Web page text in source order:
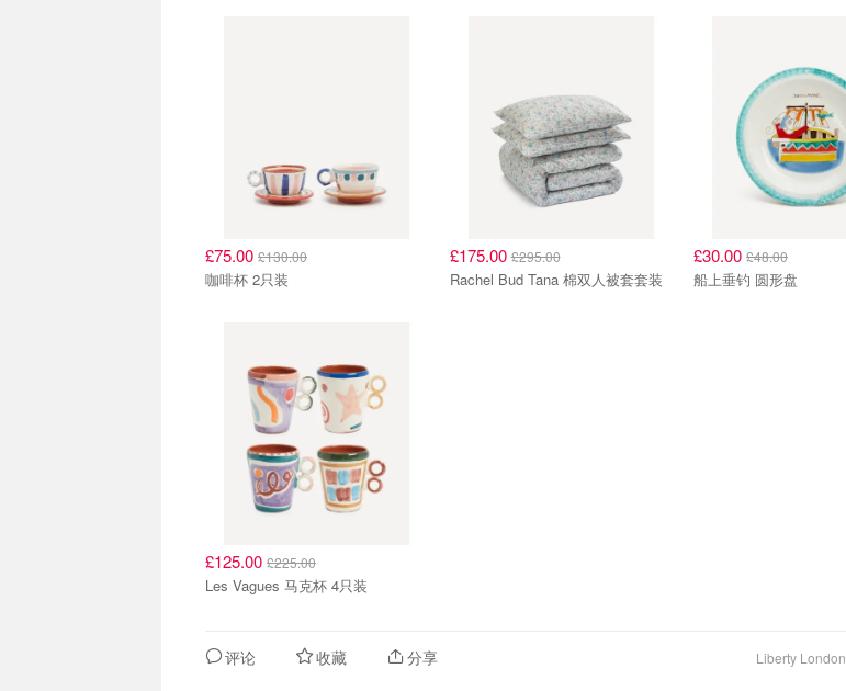
£75.00 £130.00
咖啡杯 2只装
£175.00£295.00
Rachel Bud Tana 棉双人被套套装
£30.00 £48.00
船上垂钓 圆形盘
£125.00 £225.00
Les Vagues 马克杯 4只装
Liberty London
评论 收藏 分享